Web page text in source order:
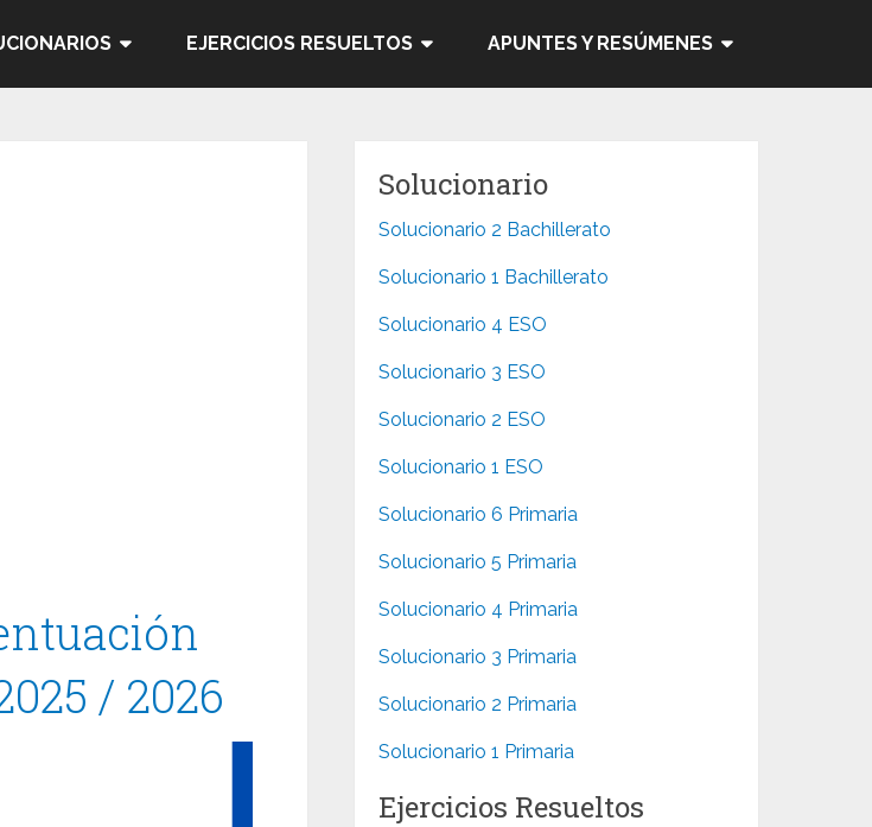
EJERCICIOS RESUELTOS APUNTES Y RESÚMENES
/ 2026
Solucionario
Solucionario 2 Bachillerato
Solucionario 1 Bachillerato
Solucionario 4 ESO
Solucionario 3 ESO
Solucionario 2 ESO
Solucionario 1 ESO
Solucionario 6 Primaria
Solucionario 5 Primaria
Solucionario 4 Primaria
Solucionario 3 Primaria
Solucionario 2 Primaria
Solucionario 1 Primaria
Ejercicios Resueltos